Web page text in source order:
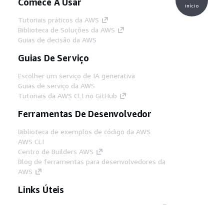
Tutoriais práticos da AWS
Biblioteca de Soluções da AWS
Guias de decisão da AWS
Guias De Serviço
Escolher um serviço de IA generativa
Guias de serviço da AWS
Tutoriais da AWS CLI no GitHub
Ferramentas De Desenvolvedor
Biblioteca de exemplos de código da AWS
AWS CLI
Centro de Builders AWS
Blog de ferramentas para desenvolvedores da
AWS
Links Úteis
início